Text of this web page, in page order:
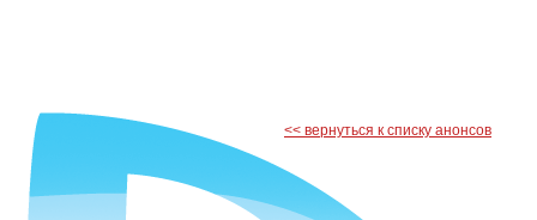
<< вернуться к списку анонсов